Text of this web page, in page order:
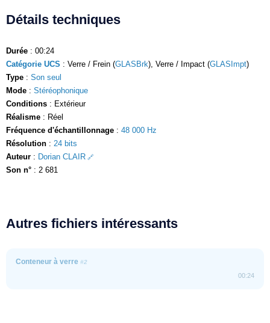
Détails techniques
Durée : 00:24
Catégorie UCS : Verre / Frein (GLASBrk), Verre / Impact (GLASImpt)
Type : Son seul
Mode : Stéréophonique
Conditions : Extérieur
Réalisme : Réel
Fréquence d'échantillonnage : 48 000 Hz
Résolution : 24 bits
Auteur : Dorian CLAIR
Son n° : 2 681
Autres fichiers intéressants
Conteneur à verre #2
00:24